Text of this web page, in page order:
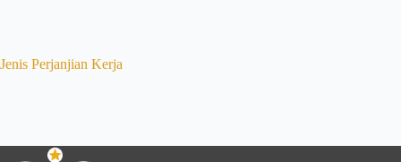
Jenis Perjanjian Kerja